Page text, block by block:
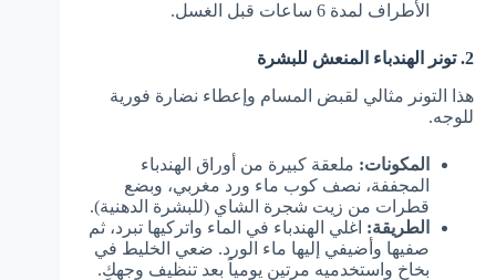
الأطراف لمدة 6 ساعات قبل الغسل.
2. تونر الهندباء المنعش للبشرة
هذا التونر مثالي لقبض المسام وإعطاء نضارة فورية
للوجه.
المكونات: ملعقة كبيرة من أوراق الهندباء
المجففة، نصف كوب ماء ورد مغربي، وبضع
قطرات من زيت شجرة الشاي (للبشرة الدهنية).
الطريقة: اغلي الهندباء في الماء واتركيها تبرد، ثم
صفيها وأضيفي إليها ماء الورد. ضعي الخليط في
بخاخ واستخدميه مرتين يومياً بعد تنظيف وجهكِ.